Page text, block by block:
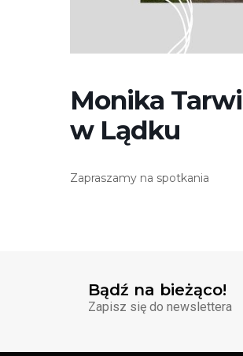
Monika
w Lądku
Zapraszamy na spotkania
Bądź na bieżąco!
Zapisz się do newslettera